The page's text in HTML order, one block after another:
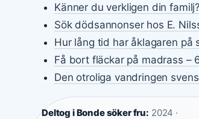
Känner du verkligen din
Sök dödsannonser hos E.
Hur lång tid har åklagaren på
Få bort fläckar på madrass –
Den otroliga vandringen
Deltog i Bonde söker fru: 2024 ·